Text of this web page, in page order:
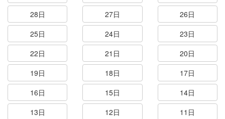
28日
27日
26日
25日
24日
23日
22日
21日
20日
19日
18日
17日
16日
15日
14日
13日
12日
11日